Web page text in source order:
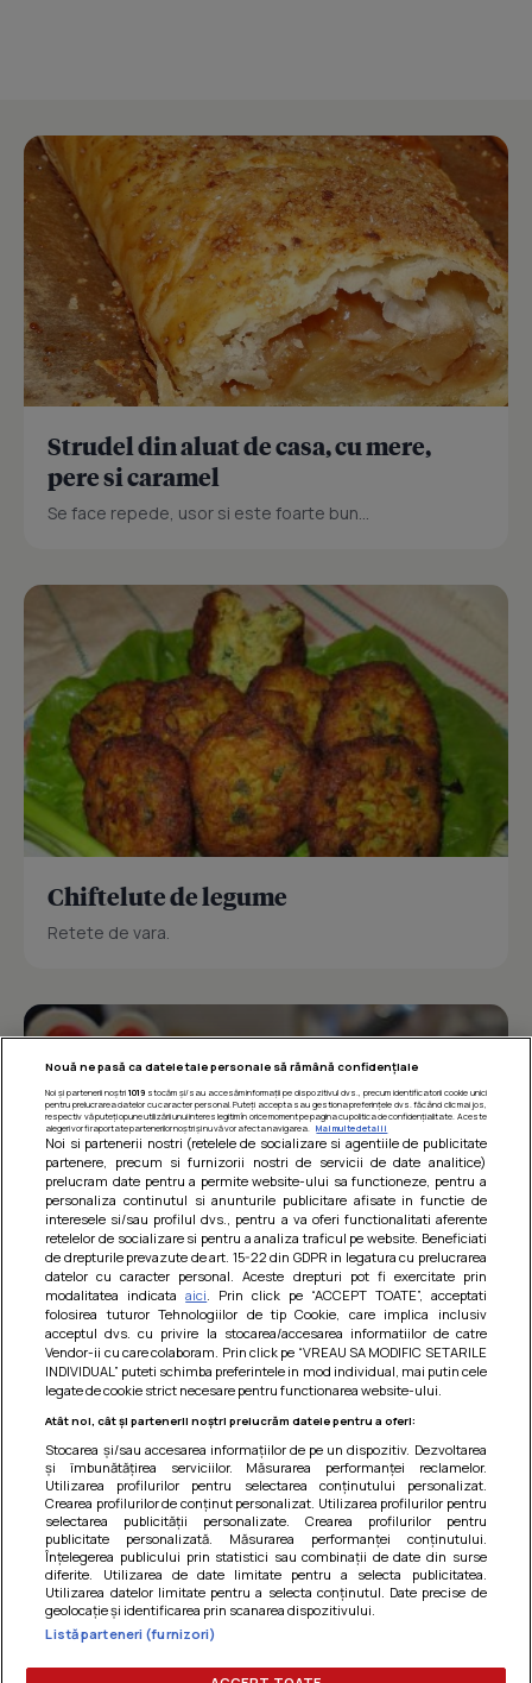
Strudel din aluat de casa, cu mere,
pere si caramel
Se face repede, usor si este foarte bun...
Chiftelute de legume
Retete de vara.
Barcute din vinete cu arpagic rosu
Un deliciu usor de preparat!
Termeni si conditii |
confidentialitate|Gestionați preferințele
Nouă ne pasă ca datele tale personale să rămână confidențiale
Noi și partenerii noștri 1019stocăm și/sau accesăm informații pe dispozitivul dvs., precum identificatorii cookie unici
pentru prelucrarea datelor cu caracter personal. Puteți accepta sau gestiona preferințele dvs. făcând clic mai jos,
respectiv vă puteți opune utilizării unui interes legitim în orice moment pe pagina cu politica de confidențialitate. Aceste
alegeri vor fi raportate partenerilor noștri și nu vă vor afecta navigarea.
Mai multe detalii
Noi si partenerii nostri (retelele de socializare si agentiile de publicitate
partenere, precum si furnizorii nostri de servicii de date analitice)
prelucram date pentru a permite website-ului sa functioneze, pentru a
personaliza continutul si anunturile publicitare afisate in functie de
interesele si/sau profilul dvs., pentru a va oferi functionalitati aferente
retelelor de socializare si pentru a analiza traficul pe website. Beneficiati
de drepturile prevazute de art. 15-22 din GDPR in legatura cu prelucrarea
datelor cu caracter personal. Aceste drepturi pot fi exercitate prin
modalitatea indicataaici . Prin click pe “ACCEPT TOATE”, acceptati
folosirea tuturor Tehnologiilor de tip Cookie, care implica inclusiv
acceptul dvs. cu privire la stocarea/accesarea informatiilor de catre
Vendor-ii cu care colaboram. Prin click pe “VREAU SA MODIFIC SETARILE
INDIVIDUAL” puteti schimba preferintele in mod individual, mai putin cele
legate de cookie strict necesare pentru functionarea website-ului.
Atât noi, cât și partenerii noștri prelucrăm datele pentru a oferi:
Stocarea și/sau accesarea informațiilor de pe un dispozitiv. Dezvoltarea
și îmbunătățirea serviciilor. Măsurarea performanței reclamelor.
Utilizarea profilurilor pentru selectarea conținutului personalizat.
Crearea profilurilor de conținut personalizat. Utilizarea profilurilor pentru
selectarea publicității personalizate. Crearea profilurilor pentru
publicitate personalizată. Măsurarea performanței conținutului.
Înțelegerea publicului prin statistici sau combinații de date din surse
diferite. Utilizarea de date limitate pentru a selecta publicitatea.
Utilizarea datelor limitate pentru a selecta conținutul. Date precise de
geolocație și identificarea prin scanarea dispozitivului.
Listă parteneri (furnizori)